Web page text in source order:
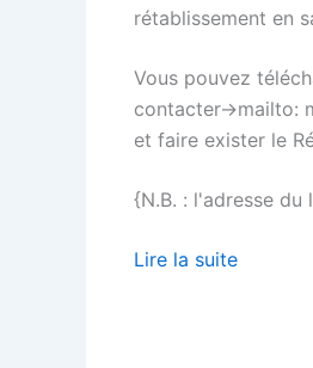
rétablissement en
Vous pouvez
contacter->mailto:
et faire exister le
{N.B. : l'adresse
Lire la suite